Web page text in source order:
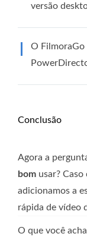
versão
O FilmoraGo
Conclusão
Agora a
bom usar?
adicionamos a
rápida de vídeo
O que você